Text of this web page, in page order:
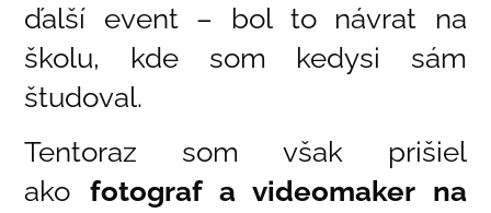
ďalší event – bol to návrat na
školu, kde som kedysi sám
študoval.
Tentoraz som však prišiel
ako fotograf a videomaker na